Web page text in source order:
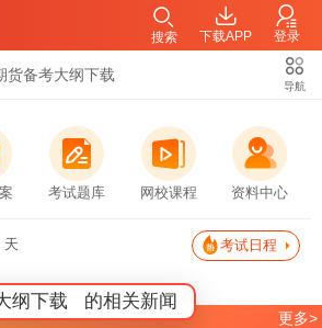
下载APP 登录
搜索
货备考大纲下载
导航
考试题库 网校课程 资料中心
天 考试日程
纲下载 的相关新闻
更多>